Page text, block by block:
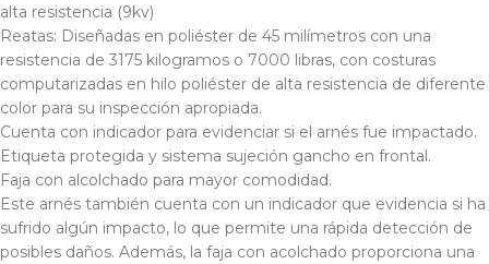
alta resistencia (9kv)
Reatas: Diseñadas en poliéster de 45 milímetros con una
resistencia de 3175 kilogramos o 7000 libras, con costuras
computarizadas en hilo poliéster de alta resistencia de diferente
color para su inspección apropiada.
Cuenta con indicador para evidenciar si el arnés fue impactado.
Etiqueta protegida y sistema sujeción gancho en frontal.
Faja con alcolchado para mayor comodidad.
Este arnés también cuenta con un indicador que evidencia si ha
sufrido algún impacto, lo que permite una rápida detección de
posibles daños. Además, la faja con acolchado proporciona una